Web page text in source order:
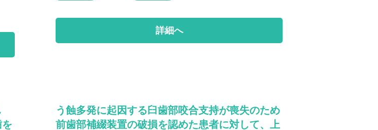
詳細へ
う蝕多発に起因する臼歯部咬合支持が喪失のため
前歯部補綴装置の破損を認めた患者に対して、上